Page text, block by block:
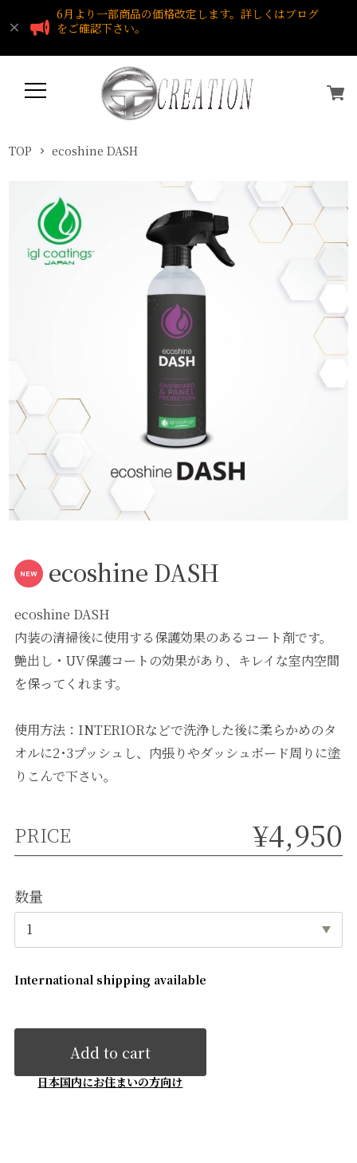
6月より一部商品の価格改定します。詳しくはブログ
をご確認下さい。
TOP ecoshine DASH
ecoshine DASH
ecoshine DASH
内装の清掃後に使用する保護効果のあるコート剤です。
艶出し・UV保護コートの効果があり、キレイな室内空間
を保ってくれます。
使用方法：INTERIORなどで洗浄した後に柔らかめのタ
オルに2･3プッシュし、内張りやダッシュボード周りに塗
りこんで下さい。
PRICE ¥4,950
数量
International shipping available
Add to cart
日本国内にお住まいの方向け